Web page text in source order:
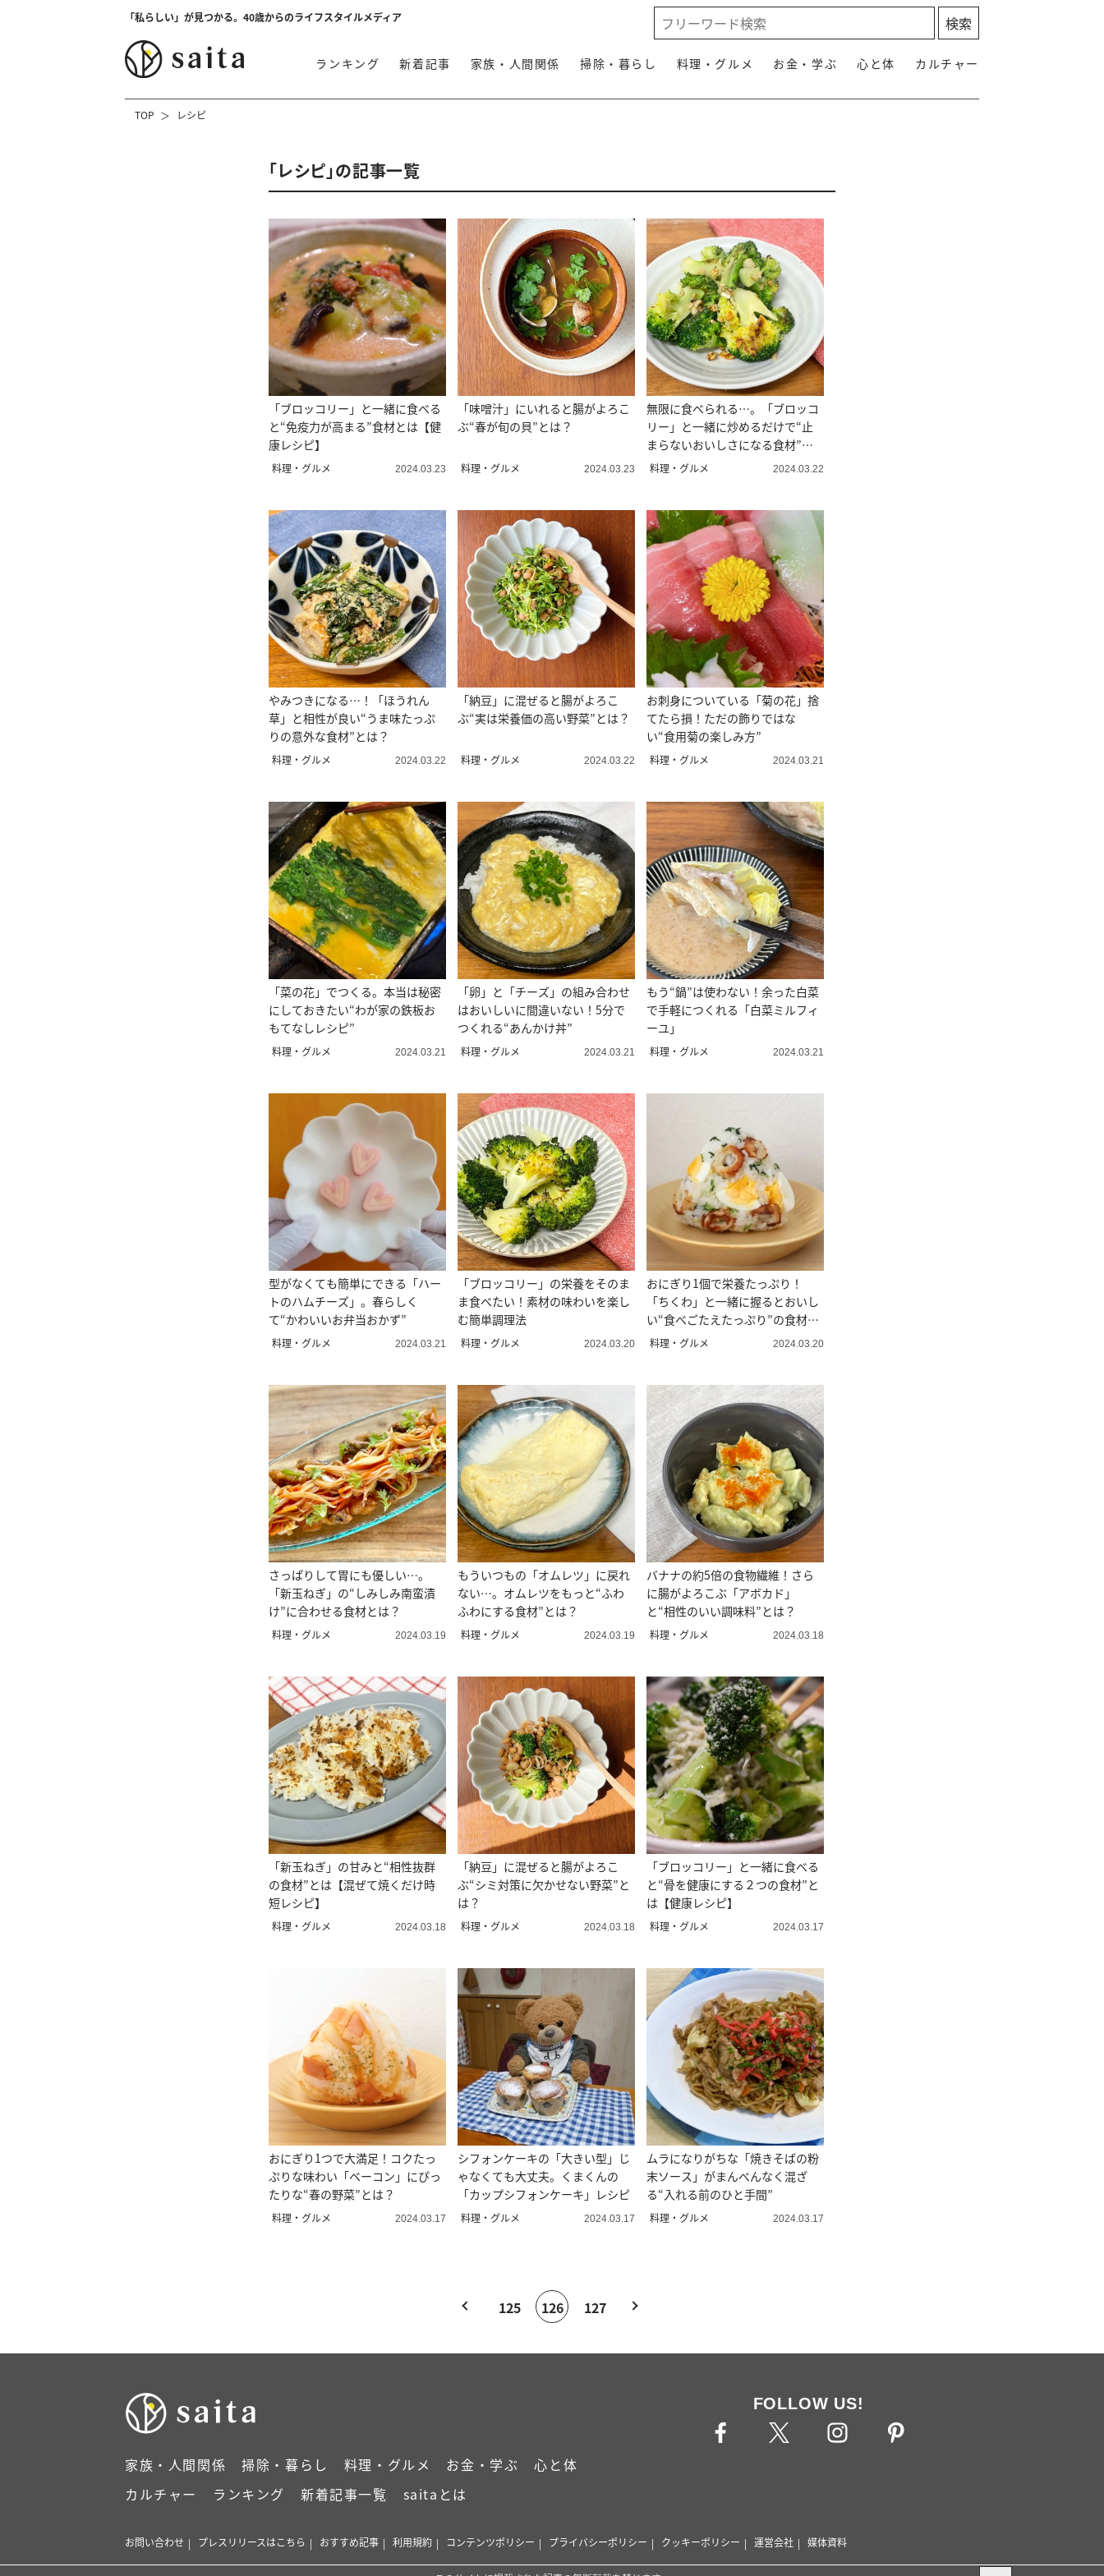
「私らしい」が見つかる。40歳からのライフスタイルメディア
ランキング 新着記事 家族・人間関係 掃除・暮らし 料理・グルメ お金・学ぶ 心と体 カルチャー
TOP レシピ
「レシピ」の記事一覧
「ブロッコリー」と一緒に食べる
と“免疫力が高まる”食材とは【健
康レシピ】
料理・グルメ 2024.03.23
「味噌汁」にいれると腸がよろこ
ぶ“春が旬の貝”とは？
料理・グルメ 2024.03.23
無限に食べられる…。「ブロッコ
リー」と一緒に炒めるだけで“止
まらないおいしさになる食材”と
は
料理・グルメ 2024.03.22
やみつきになる…！「ほうれん
草」と相性が良い“うま味たっぷ
りの意外な食材”とは？
料理・グルメ 2024.03.22
「納豆」に混ぜると腸がよろこ
ぶ“実は栄養価の高い野菜”とは？
料理・グルメ 2024.03.22
お刺身についている「菊の花」捨
てたら損！ただの飾りではな
い“食用菊の楽しみ方”
料理・グルメ 2024.03.21
「菜の花」でつくる。本当は秘密
にしておきたい“わが家の鉄板お
もてなしレシピ”
料理・グルメ 2024.03.21
「卵」と「チーズ」の組み合わせ
はおいしいに間違いない！5分で
つくれる“あんかけ丼”
料理・グルメ 2024.03.21
もう“鍋”は使わない！余った白菜
で手軽につくれる「白菜ミルフィ
ーユ」
料理・グルメ 2024.03.21
型がなくても簡単にできる「ハー
トのハムチーズ」。春らしく
て“かわいいお弁当おかず”
料理・グルメ 2024.03.21
「ブロッコリー」の栄養をそのま
ま食べたい！素材の味わいを楽し
む簡単調理法
料理・グルメ 2024.03.20
おにぎり1個で栄養たっぷり！
「ちくわ」と一緒に握るとおいし
い“食べごたえたっぷり”の食材と
は
料理・グルメ 2024.03.20
さっぱりして胃にも優しい…。
「新玉ねぎ」の“しみしみ南蛮漬
け”に合わせる食材とは？
料理・グルメ 2024.03.19
もういつもの「オムレツ」に戻れ
ない…。オムレツをもっと“ふわ
ふわにする食材”とは？
料理・グルメ 2024.03.19
バナナの約5倍の食物繊維！さら
に腸がよろこぶ「アボカド」
と“相性のいい調味料”とは？
料理・グルメ 2024.03.18
「新玉ねぎ」の甘みと“相性抜群
の食材”とは【混ぜて焼くだけ時
短レシピ】
料理・グルメ 2024.03.18
「納豆」に混ぜると腸がよろこ
ぶ“シミ対策に欠かせない野菜”と
は？
料理・グルメ 2024.03.18
「ブロッコリー」と一緒に食べる
と“骨を健康にする２つの食材”と
は【健康レシピ】
料理・グルメ 2024.03.17
おにぎり1つで大満足！コクたっ
ぷりな味わい「ベーコン」にぴっ
たりな“春の野菜”とは？
料理・グルメ 2024.03.17
シフォンケーキの「大きい型」じ
ゃなくても大丈夫。くまくんの
「カップシフォンケーキ」レシピ
料理・グルメ 2024.03.17
ムラになりがちな「焼きそばの粉
末ソース」がまんべんなく混ざ
る“入れる前のひと手間”
料理・グルメ 2024.03.17
125 126 127
家族・人間関係 掃除・暮らし 料理・グルメ お金・学ぶ
心と体
カルチャー
ランキング 新着記事一覧 saitaとは
FOLLOW US!
お問い合わせ プレスリリースはこちら おすすめ記事 利用規約 コンテンツポリシー プライバシーポリシー クッキーポリシー 運営会社 媒体資料